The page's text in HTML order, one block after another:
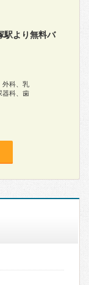
駅より無料バ
外科、乳
器科、歯